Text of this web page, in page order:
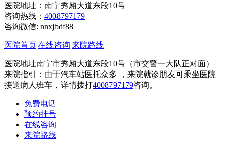
医院地址：南宁秀厢大道东段10号
咨询热线： 4008797179
咨询微信: nnxjbdf88
医院首页|在线咨询|来院路线
医院地址南宁市秀厢大道东段10号（市交警一大队正对面）
来院指引：由于汽车站医托众多 ，来院就诊朋友可乘坐医院
接送病人班车，详情拨打4008797179咨询。
免费电话
预约挂号
在线咨询
来院路线